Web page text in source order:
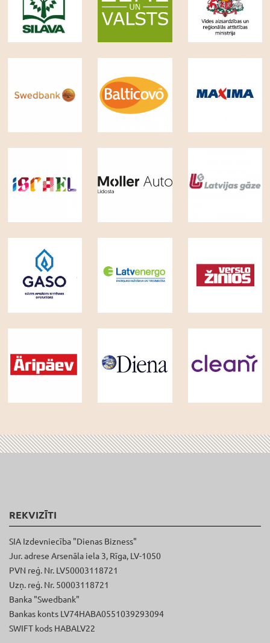
REKVIZĪTI
SIA Izdevniecība "Dienas Bizness"
Jur. adrese Arsenāla iela 3, Rīga, LV-1050
PVN reģ. Nr. LV50003118721
Uzņ. reģ. Nr. 50003118721
Banka "Swedbank"
Bankas konts LV74HABA0551039293094
SWIFT kods HABALV22